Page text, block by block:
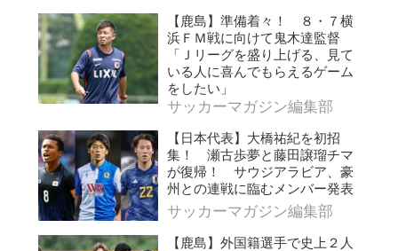
【鹿島】準備着々！ ８・７横
浜ＦＭ戦に向けて鬼木達監督
「Ｊリーグを盛り上げる、見て
いる人に喜んでもらえるゲーム
をしたい」
サッカーマガジン編集部
【日本代表】大橋祐紀を初招
集！ 瀬古歩夢と藤田譲瑠チマ
が復帰！ サウジアラビア、豪
州との連戦に臨むメンバー発表
サッカーマガジン編集部
【鹿島】外国籍選手で史上２人